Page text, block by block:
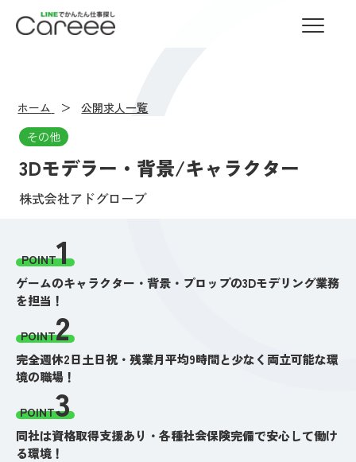
LINEでかんたん仕事探し Careee
ホーム
公開求人一覧
その他
3Dモデラー・背景/キャラクター
株式会社アドグローブ
POINT1
ゲームのキャラクター・背景・プロップの3Dモデリング業務
を担当！
POINT2
完全週休2日土日祝・残業月平均9時間と少なく両立可能な環
境の職場！
POINT3
同社は資格取得支援あり・各種社会保険完備で安心して働け
る環境！